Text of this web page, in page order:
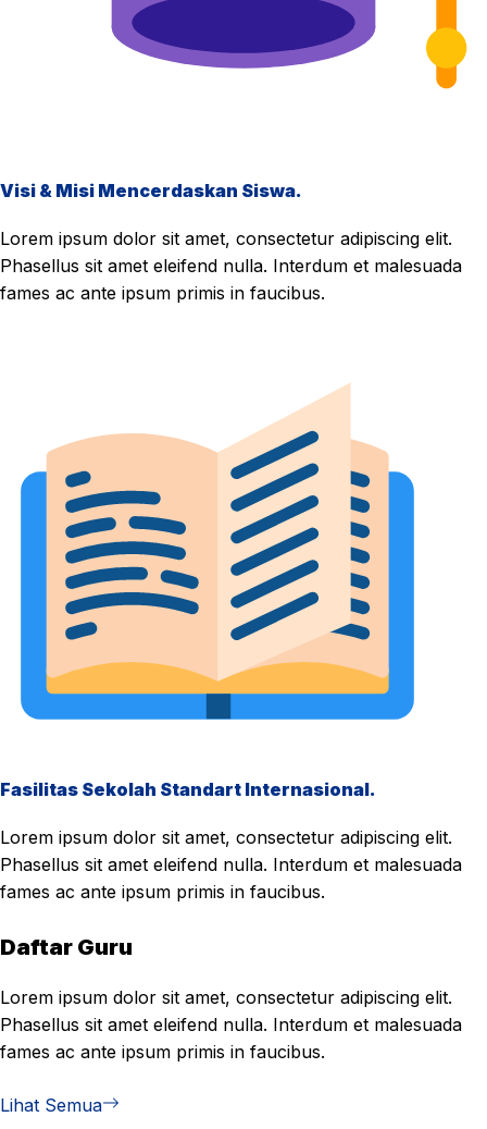
Visi & Misi Mencerdaskan Siswa.
Lorem ipsum dolor sit amet, consectetur adipiscing elit.
Phasellus sit amet eleifend nulla. Interdum et malesuada
fames ac ante ipsum primis in faucibus.
Fasilitas Sekolah Standart Internasional.
Lorem ipsum dolor sit amet, consectetur adipiscing elit.
Phasellus sit amet eleifend nulla. Interdum et malesuada
fames ac ante ipsum primis in faucibus.
Daftar Guru
Lorem ipsum dolor sit amet, consectetur adipiscing elit.
Phasellus sit amet eleifend nulla. Interdum et malesuada
fames ac ante ipsum primis in faucibus.
Lihat Semua